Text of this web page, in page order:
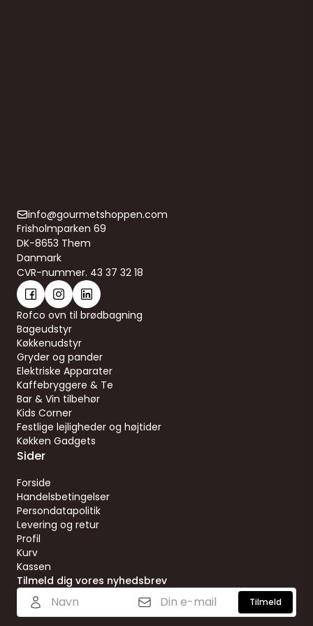
info@gourmetshoppen.com
Frisholmparken 69
DK-8653 Them
Danmark
CVR-nummer. 43 37 32 18
Rofco ovn til brødbagning
Bageudstyr
Køkkenudstyr
Gryder og pander
Elektriske Apparater
Kaffebryggere & Te
Bar & Vin tilbehør
Kids Corner
Festlige lejligheder og højtider
Køkken Gadgets
Sider
Forside
Handelsbetingelser
Persondatapolitik
Levering og retur
Profil
Kurv
Kassen
Tilmeld dig vores nyhedsbrev
Tilmeld